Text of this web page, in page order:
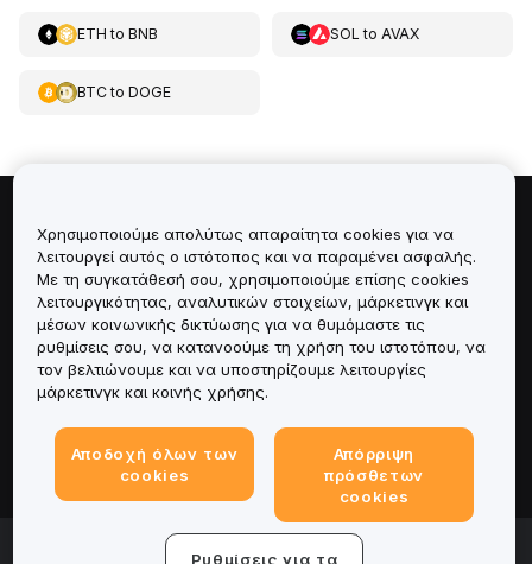
ETH to BNB SOL to AVAX
BTCto DOGE
Πληροφορίες για
Υπηρεσίες
Υποστήριξη
Προϊόντα
Νομικά
© 2025-2026 Bybit.eu. All rights reserved.
Χρησιμοποιούμε απολύτως απαραίτητα cookies για να
λειτουργεί αυτός ο ιστότοπος και να παραμένει ασφαλής.
Με τη συγκατάθεσή σου, χρησιμοποιούμε επίσης cookies
λειτουργικότητας, αναλυτικών στοιχείων, μάρκετινγκ και
μέσων κοινωνικής δικτύωσης για να θυμόμαστε τις
ρυθμίσεις σου, να κατανοούμε τη χρήση του ιστοτόπου, να
τον βελτιώνουμε και να υποστηρίζουμε λειτουργίες
μάρκετινγκ και κοινής χρήσης.
Αποδοχή όλων των
cookies
Απόρριψη
πρόσθετων
cookies
Ρυθμίσεις για τα